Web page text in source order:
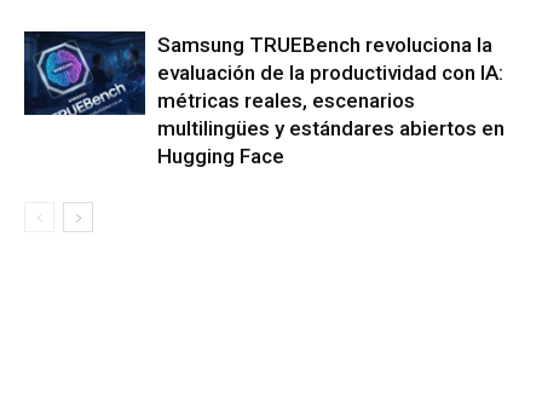
Samsung TRUEBench revoluciona la
evaluación de la productividad con IA:
métricas reales, escenarios
multilingües y estándares abiertos en
Hugging Face